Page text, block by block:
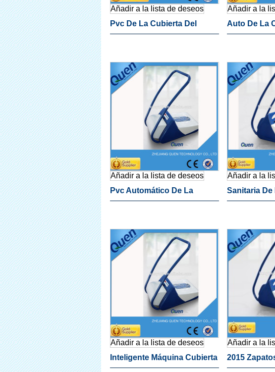
Añadir a la lista de deseos
Pvc De La Cubierta Del
Añadir a la
Auto De La
Dental
Añadir a la lista de deseos
Pvc Automático De La
Máquina
Añadir a la
Sanitaria De
Uso Médico
Añadir a la lista de deseos
Inteligente Máquina Cubierta
Añadir a la
2015